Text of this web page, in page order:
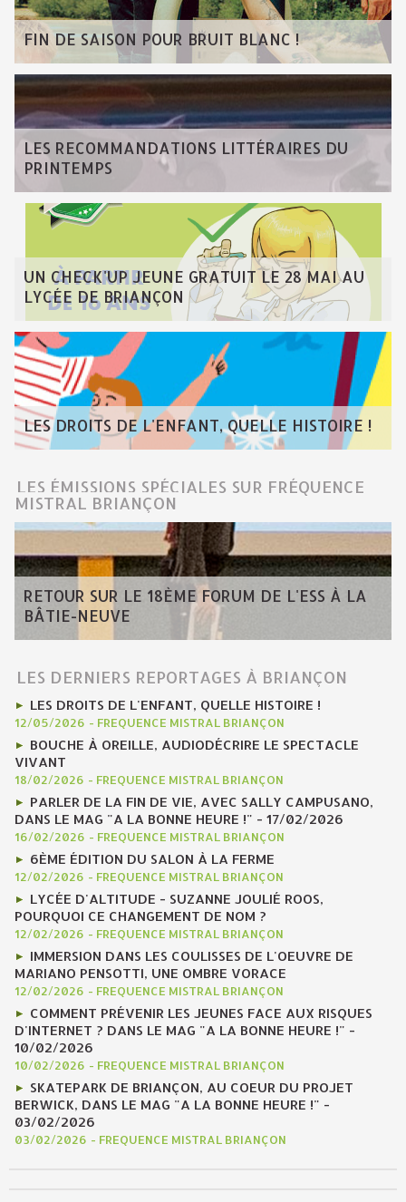
FIN DE SAISON POUR BRUIT BLANC !
LES RECOMMANDATIONS LITTÉRAIRES DU
PRINTEMPS
UN CHECK'UP JEUNE GRATUIT LE 28 MAI AU
LYCÉE DE BRIANÇON
LES DROITS DE L'ENFANT, QUELLE HISTOIRE !
LES ÉMISSIONS SPÉCIALES SUR FRÉQUENCE
MISTRAL BRIANÇON
RETOUR SUR LE 18ÈME FORUM DE L'ESS À LA
BÂTIE-NEUVE
LES DERNIERS REPORTAGES À BRIANÇON
LES DROITS DE L'ENFANT, QUELLE HISTOIRE !
12/05/2026 - FREQUENCE MISTRAL BRIANÇON
BOUCHE À OREILLE, AUDIODÉCRIRE LE SPECTACLE
VIVANT
18/02/2026 - FREQUENCE MISTRAL BRIANÇON
PARLER DE LA FIN DE VIE, AVEC SALLY CAMPUSANO,
DANS LE MAG "A LA BONNE HEURE !" - 17/02/2026
16/02/2026 - FREQUENCE MISTRAL BRIANÇON
6ÈME ÉDITION DU SALON À LA FERME
12/02/2026 - FREQUENCE MISTRAL BRIANÇON
LYCÉE D'ALTITUDE - SUZANNE JOULIÉ ROOS,
POURQUOI CE CHANGEMENT DE NOM ?
12/02/2026 - FREQUENCE MISTRAL BRIANÇON
IMMERSION DANS LES COULISSES DE L'OEUVRE DE
MARIANO PENSOTTI, UNE OMBRE VORACE
12/02/2026 - FREQUENCE MISTRAL BRIANÇON
COMMENT PRÉVENIR LES JEUNES FACE AUX RISQUES
D'INTERNET ? DANS LE MAG "A LA BONNE HEURE !" -
10/02/2026
10/02/2026 - FREQUENCE MISTRAL BRIANÇON
SKATEPARK DE BRIANÇON, AU COEUR DU PROJET
BERWICK, DANS LE MAG "A LA BONNE HEURE !" -
03/02/2026
03/02/2026 - FREQUENCE MISTRAL BRIANÇON